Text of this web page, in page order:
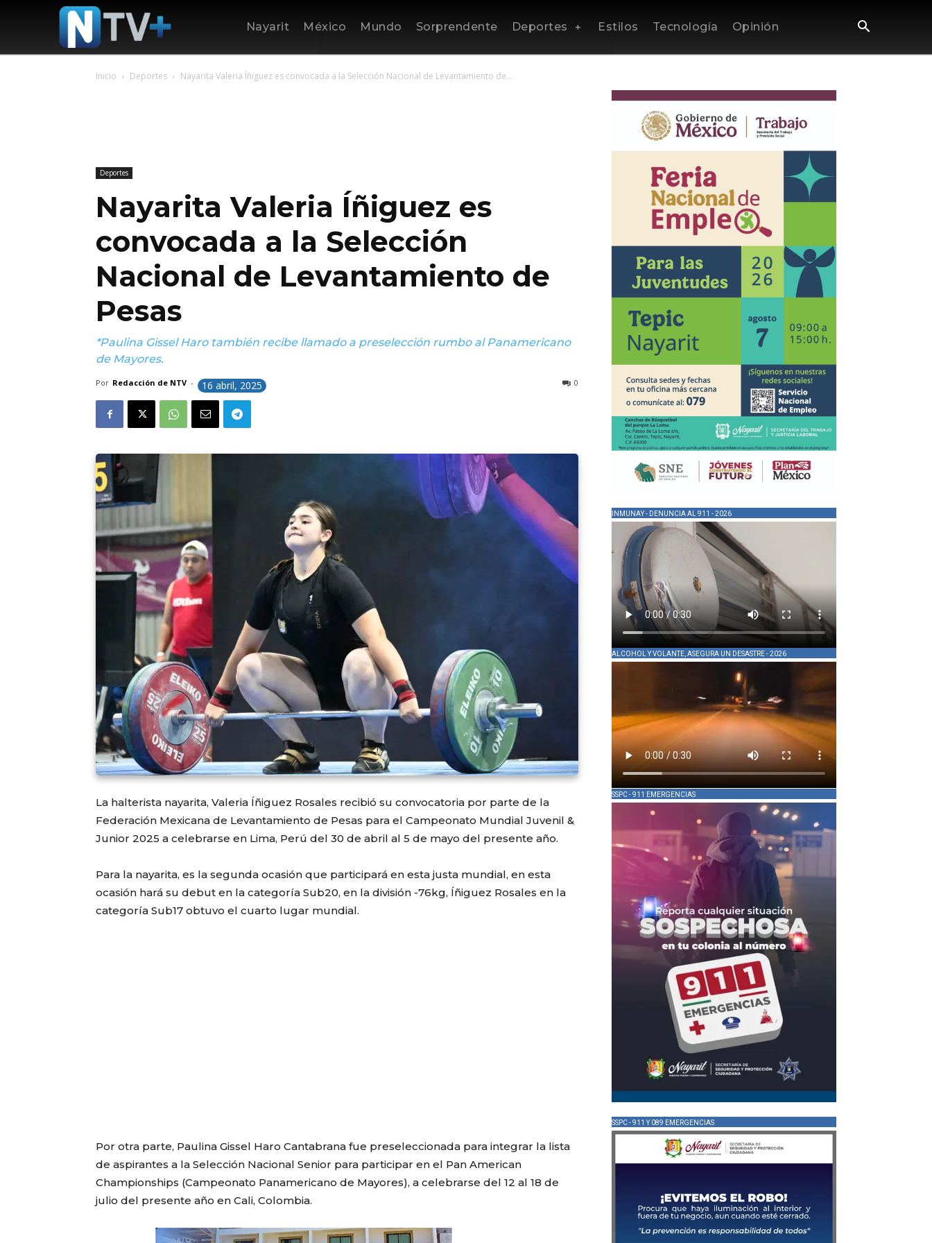
Nayarit México Mundo Sorprendente Deportes Estilos Tecnología Opinión
Inicio Deportes Nayarita Valeria Íñiguez es convocada a la Selección Nacional de Levantamiento de...
Deportes
Nayarita Valeria Íñiguez es
convocada a la Selección
Nacional de Levantamiento de
Pesas
*Paulina Gissel Haro también recibe llamado a preselección rumbo al Panamericano
de Mayores.
Por Redacción de NTV - 16 abril, 2025 0
La halterista nayarita, Valeria Íñiguez Rosales recibió su convocatoria por parte de la
Federación Mexicana de Levantamiento de Pesas para el Campeonato Mundial Juvenil &
Junior 2025 a celebrarse en Lima, Perú del 30 de abril al 5 de mayo del presente año.
Para la nayarita, es la segunda ocasión que participará en esta justa mundial, en esta
ocasión hará su debut en la categoría Sub20, en la división -76kg, Íñiguez Rosales en la
categoría Sub17 obtuvo el cuarto lugar mundial.
Por otra parte, Paulina Gissel Haro Cantabrana fue preseleccionada para integrar la lista
de aspirantes a la Selección Nacional Senior para participar en el Pan American
Championships (Campeonato Panamericano de Mayores), a celebrarse del 12 al 18 de
julio del presente año en Cali, Colombia.
INMUNAY - DENUNCIA AL 911 - 2026
ALCOHOL Y VOLANTE, ASEGURA UN DESASTRE - 2026
SSPC - 911 EMERGENCIAS
SSPC - 911 Y 089 EMERGENCIAS